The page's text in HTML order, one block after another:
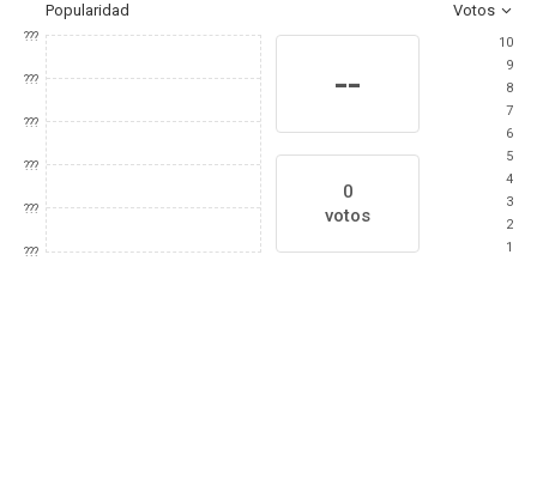
Popularidad Votos
???
???
???
???
???
???
--
0
votos
10
9
8
7
6
5
4
3
2
1